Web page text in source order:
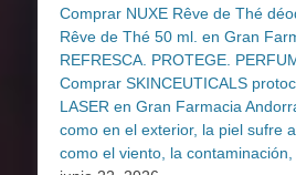
Comprar NUXE Rêve de Thé
Rêve de Thé 50 ml. en Gran
REFRESCA. PROTEGE.
Comprar SKINCEUTICALS
LASER en Gran Farmacia
como en el exterior, la piel sufre
como el viento, la contaminación,